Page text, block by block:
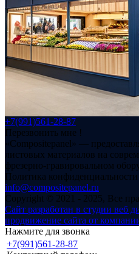
+7(991)561-28-87
Перезвонить мне !
«Compositepanel» ―
листовых материалов на
фрезерно-гравировальном
Политика конфиденциальности
info@compositepanel.ru
Copyright © 2021 - 2025, Все
Сайт разработан в студии веб
продвижение сайта от
Нажмите для звонка
+7(991)561-28-87